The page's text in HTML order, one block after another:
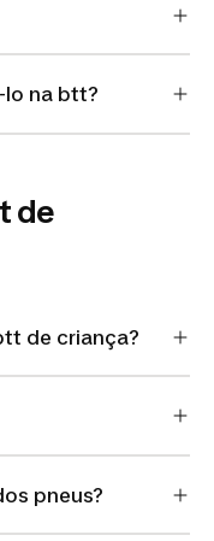
na btt?
de
de criança?
pneus?